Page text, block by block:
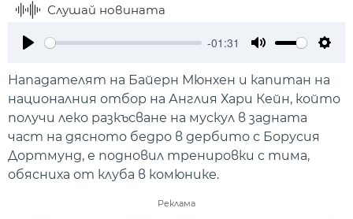
Слушай новината
-01:31
Нападателят на Байерн Мюнхен и капитан на
националния отбор на Англия Хари Кейн, който
получи леко разкъсване на мускул в задната
част на дясното бедро в дербито с Борусия
Дортмунд, е подновил тренировки с тима,
обясниха от клуба в комюнике.
Реклама